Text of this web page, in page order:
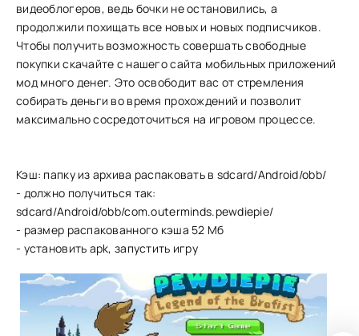
видеоблогеров, ведь бочки не остановились, а
продолжили похищать все новых и новых подписчиков.
Чтобы получить возможность совершать свободные
покупки скачайте с нашего сайта мобильных приложений
мод много денег. Это освободит вас от стремления
собирать деньги во время прохождений и позволит
максимально сосредоточиться на игровом процессе.
Кэш: папку из архива распаковать в sdcard/Android/obb/
- должно получиться так:
sdcard/Android/obb/com.outerminds.pewdiepie/
- размер распакованного кэша 52 Мб
- установить apk, запустить игру